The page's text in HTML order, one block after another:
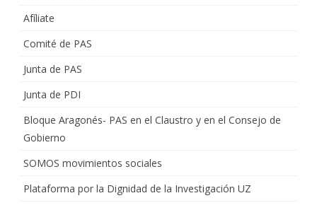
Afíliate
Comité de PAS
Junta de PAS
Junta de PDI
Bloque Aragonés- PAS en el Claustro y en el Consejo de
Gobierno
SOMOS movimientos sociales
Plataforma por la Dignidad de la Investigación UZ